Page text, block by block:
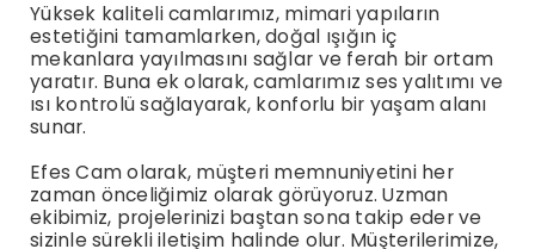
Yüksek kaliteli camlarımız, mimari yapıların
estetiğini tamamlarken, doğal ışığın iç
mekanlara yayılmasını sağlar ve ferah bir ortam
yaratır. Buna ek olarak, camlarımız ses yalıtımı ve
ısı kontrolü sağlayarak, konforlu bir yaşam alanı
sunar.
Efes Cam olarak, müşteri memnuniyetini her
zaman önceliğimiz olarak görüyoruz. Uzman
ekibimiz, projelerinizi baştan sona takip eder ve
sizinle sürekli iletişim halinde olur. Müşterilerimize,